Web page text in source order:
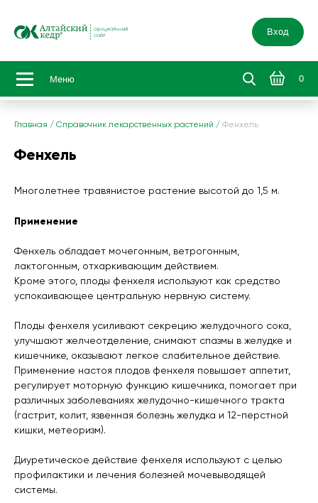
Вход
Меню 0
Главная / Справочник лекарственных растений / Фенхель
Фенхель
Многолетнее травянистое растение высотой до 1,5 м.
Применение
Фенхель обладает мочегонным, ветрогонным,
лактогонным, отхаркивающим действием.
Кроме этого, плоды фенхеля используют как средство
успокаивающее центральную нервную систему.
Плоды фенхеля усиливают секрецию желудочного сока,
улучшают желчеотделение, снимают спазмы в желудке и
кишечнике, оказывают легкое слабительное действие.
Применение настоя плодов фенхеля повышает аппетит,
регулирует моторную функцию кишечника, помогает при
различных заболеваниях желудочно-кишечного тракта
(гастрит, колит, язвенная болезнь желудка и 12-перстной
кишки, метеоризм).
Диуретическое действие фенхеля используют с целью
профилактики и лечения болезней мочевыводящей
системы.